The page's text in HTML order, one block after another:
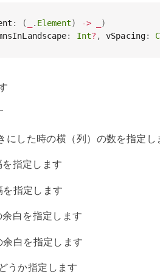
: ( . Element) ->
)
: Int? , vSpacing:
にした時の横（列）の数を指定し
指定します
指定します
白を指定します
白を指定します
うか指定します